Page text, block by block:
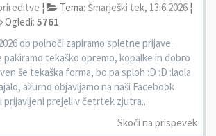
¦ Tema: Šmarješki tek, 13.6.2026 ¦
Ogledi: 5761
ob polnoči zapiramo spletne prijave.
pakiramo tekaško opremo, kopalke in dobro
še tekaška forma, bo pa sploh :D :D :laola
ažurno objavljamo na naši Facebook
prijavljeni prejeli v četrtek zjutra...
Skoči na prispevek